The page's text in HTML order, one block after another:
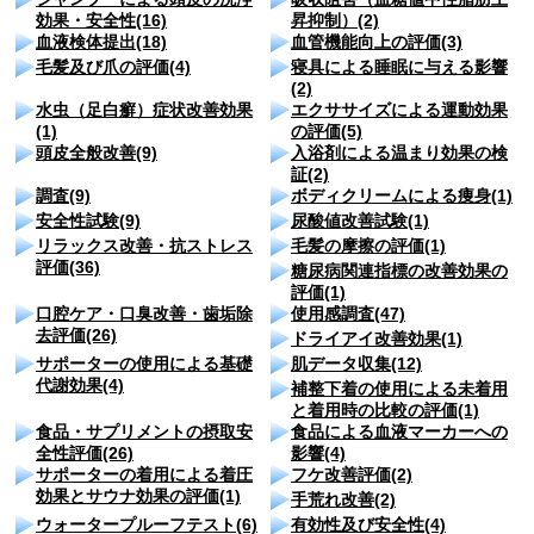
効果・安全性(16)
昇抑制）(2)
血液検体提出(18)
血管機能向上の評価(3)
毛髪及び爪の評価(4)
寝具による睡眠に与える影響
(2)
水虫（足白癬）症状改善効果
(1)
エクササイズによる運動効果
の評価(5)
頭皮全般改善(9)
入浴剤による温まり効果の検
証(2)
調査(9)
ボディクリームによる痩身(1)
安全性試験(9)
尿酸値改善試験(1)
リラックス改善・抗ストレス
評価(36)
毛髪の摩擦の評価(1)
糖尿病関連指標の改善効果の
評価(1)
口腔ケア・口臭改善・歯垢除
去評価(26)
使用感調査(47)
ドライアイ改善効果(1)
サポーターの使用による基礎
代謝効果(4)
肌データ収集(12)
補整下着の使用による未着用
と着用時の比較の評価(1)
食品・サプリメントの摂取安
全性評価(26)
食品による血液マーカーへの
影響(4)
サポーターの着用による着圧
効果とサウナ効果の評価(1)
フケ改善評価(2)
手荒れ改善(2)
ウォータープルーフテスト(6)
有効性及び安全性(4)